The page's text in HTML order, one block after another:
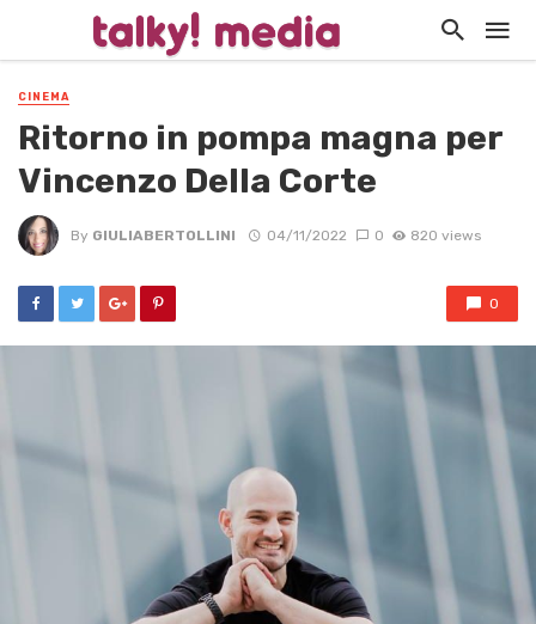
CINEMA
Ritorno in pompa magna per
Vincenzo Della Corte
By GIULIABERTOLLINI 04/11/2022 0 820 views
0